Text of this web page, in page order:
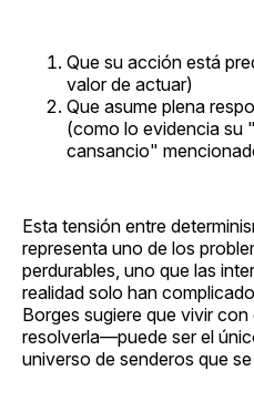
Que su acción está
valor de actuar)
Que asume plena
(como lo evidencia su
cansancio"
Esta tensión entre
representa uno de los
perdurables, uno que las
realidad solo han
Borges sugiere que vivir
resolverla—puede ser el
universo de senderos que